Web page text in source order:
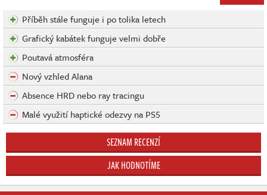
Příběh stále funguje i po tolika letech
Grafický kabátek funguje velmi dobře
Poutavá atmosféra
Nový vzhled Alana
Absence HRD nebo ray tracingu
Malé využití haptické odezvy na PS5
SEZNAM RECENZÍ
JAK HODNOTÍME